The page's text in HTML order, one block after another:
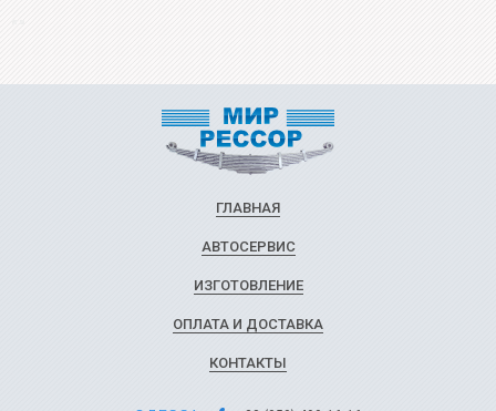
ГЛАВНАЯ
АВТОСЕРВИС
ИЗГОТОВЛЕНИЕ
ОПЛАТА И ДОСТАВКА
КОНТАКТЫ